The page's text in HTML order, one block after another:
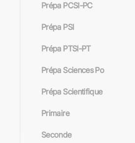
Prépa PCSI-PC
Prépa PSI
Prépa PTSI-PT
Prépa Sciences Po
Prépa Scientifique
Primaire
Seconde